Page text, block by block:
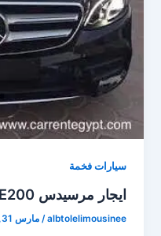
سيارات فخمة
ايجار مرسيدس E200 بالقاهره
albtolelimousinee
/مارس 31, 2023